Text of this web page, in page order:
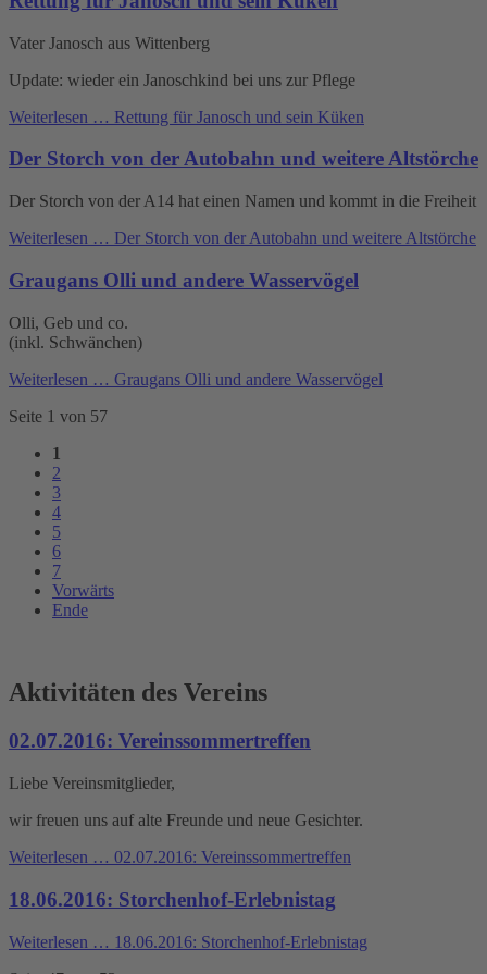
Vater Janosch aus Wittenberg
Update: wieder ein Janoschkind bei uns zur Pflege
Weiterlesen … Rettung für Janosch und sein Küken
Der Storch von der Autobahn und weitere Altstörche
Der Storch von der A14 hat einen Namen und kommt in die Freiheit
Weiterlesen … Der Storch von der Autobahn und weitere Altstörche
Graugans Olli und andere Wasservögel
Olli, Geb und co.
(inkl. Schwänchen)
Weiterlesen … Graugans Olli und andere Wasservögel
Seite 1 von 57
1
2
3
4
5
6
7
Vorwärts
Ende
Aktivitäten des Vereins
02.07.2016: Vereinssommertreffen
Liebe Vereinsmitglieder,
wir freuen uns auf alte Freunde und neue Gesichter.
Weiterlesen … 02.07.2016: Vereinssommertreffen
18.06.2016: Storchenhof-Erlebnistag
Weiterlesen … 18.06.2016: Storchenhof-Erlebnistag